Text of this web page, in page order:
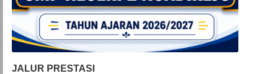
JALUR PRESTASI